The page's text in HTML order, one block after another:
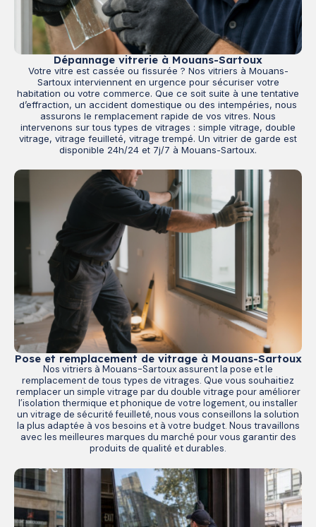
Dépannage vitrerie à Mouans-Sartoux
Votre vitre est cassée ou fissurée ? Nos vitriers à Mouans-
Sartoux interviennent en urgence pour sécuriser votre
habitation ou votre commerce. Que ce soit suite à une tentative
d’effraction, un accident domestique ou des intempéries, nous
assurons le remplacement rapide de vos vitres. Nous
intervenons sur tous types de vitrages : simple vitrage, double
vitrage, vitrage feuilleté, vitrage trempé. Un vitrier de garde est
disponible 24h/24 et 7j/7 à Mouans-Sartoux.
Pose et remplacement de vitrage à Mouans-Sartoux
Nos vitriers à Mouans-Sartoux assurent la pose et le
remplacement de tous types de vitrages. Que vous souhaitiez
remplacer un simple vitrage par du double vitrage pour améliorer
l’isolation thermique et phonique de votre logement, ou installer
un vitrage de sécurité feuilleté, nous vous conseillons la solution
la plus adaptée à vos besoins et à votre budget. Nous travaillons
avec les meilleures marques du marché pour vous garantir des
produits de qualité et durables.